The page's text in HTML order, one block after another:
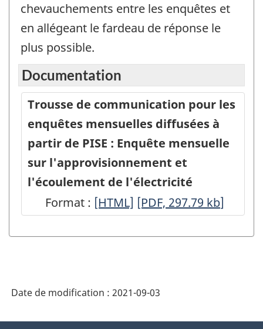
chevauchements entre les enquêtes et
en allégeant le fardeau de réponse le
plus possible.
Documentation
Trousse de communication pour les
enquêtes mensuelles diffusées à
partir de PISE : Enquête mensuelle
sur l'approvisionnement et
l'écoulement de l'électricité
Format : Trousse
communication
enquêtes
mensuelles
[HTML] Trousse
communication
enquêtes
mensuelles
[PDF, 297.79 kb]
Date de modification : 2021-09-03